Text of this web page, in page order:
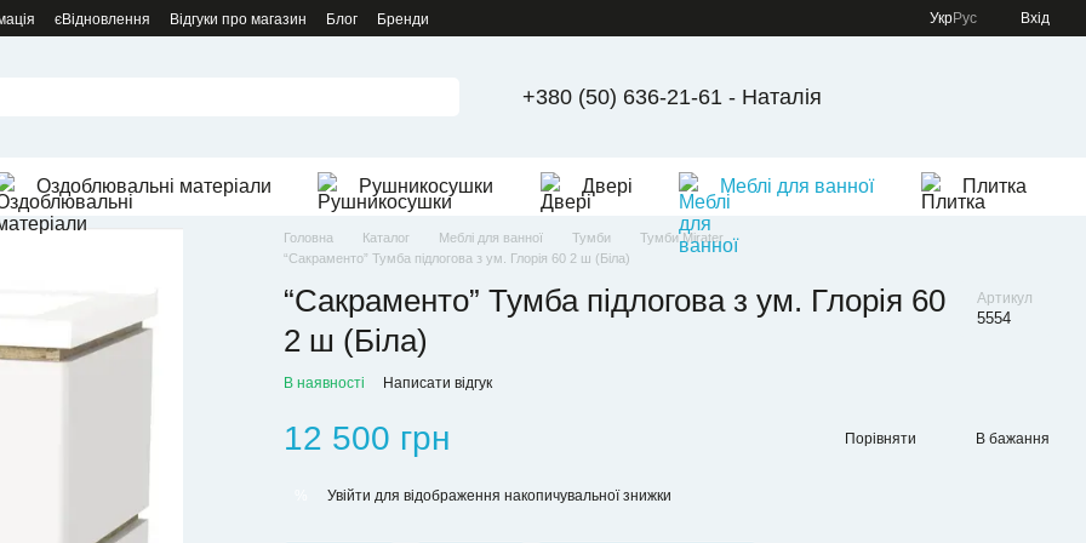
єВідновлення Відгуки про магазин Блог Бренди УкрРус Вхід
+380 (50) 636-21-61 - Наталія
Оздоблювальні матеріали Рушникосушки Двері Меблі для ванної Плитка
Головна Каталог Меблі для ванної Тумби
Тумби Mirater
“Сакраменто” Тумба підлогова з ум. Глорія 60 2 ш (Біла)
“Сакраменто” Тумба підлогова з ум. Глорія 60
2 ш (Біла)
Артикул
5554
В наявності Написати відгук
12 500 грн Порівняти В бажання
Увійти для відображення накопичувальної знижки